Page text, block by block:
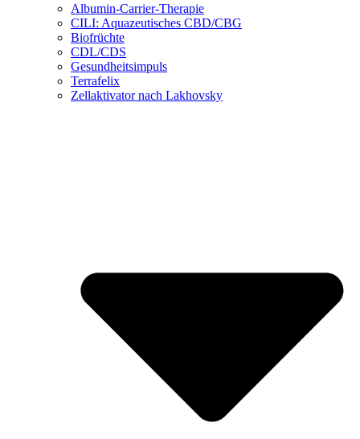
Albumin-Carrier-Therapie
CILI: Aquazeutisches CBD/CBG
Biofrüchte
CDL/CDS
Gesundheitsimpuls
Terrafelix
Zellaktivator nach Lakhovsky